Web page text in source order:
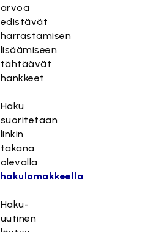
arvoa
edistävät
harrastamisen
lisäämiseen
tähtäävät
hankkeet
Haku
suoritetaan
linkin
takana
olevalla
hakulomakkeella.
Haku-
uutinen